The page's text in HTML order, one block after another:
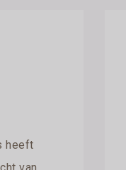
heeft